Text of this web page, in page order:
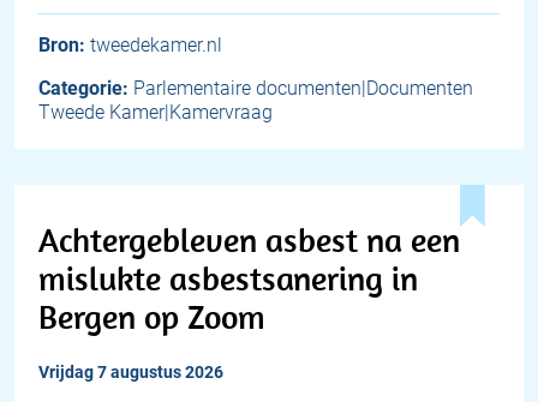
Bron: tweedekamer.nl
Categorie: Parlementaire documenten|Documenten
Tweede Kamer|Kamervraag
Achtergebleven asbest na een
mislukte asbestsanering in
Bergen op Zoom
vrijdag 7 augustus 2026